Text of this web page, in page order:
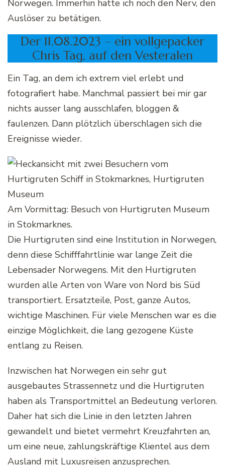
Norwegen. Immerhin hatte ich noch den Nerv, den
Auslöser zu betätigen.
Der 11.08.2023 – ein vollgepacker
Chris Tag, auf den Vesteralen
Ein Tag, an dem ich extrem viel erlebt und
fotografiert habe. Manchmal passiert bei mir gar
nichts ausser lang ausschlafen, bloggen &
faulenzen. Dann plötzlich überschlagen sich die
Ereignisse wieder.
Am Vormittag: Besuch von Hurtigruten Museum
in Stokmarknes.
Die Hurtigruten sind eine Institution in Norwegen,
denn diese Schifffahrtlinie war lange Zeit die
Lebensader Norwegens. Mit den Hurtigruten
wurden alle Arten von Ware von Nord bis Süd
transportiert. Ersatzteile, Post, ganze Autos,
wichtige Maschinen. Für viele Menschen war es die
einzige Möglichkeit, die lang gezogene Küste
entlang zu Reisen.
Inzwischen hat Norwegen ein sehr gut
ausgebautes Strassennetz und die Hurtigruten
haben als Transportmittel an Bedeutung verloren.
Daher hat sich die Linie in den letzten Jahren
gewandelt und bietet vermehrt Kreuzfahrten an,
um eine neue, zahlungskräftige Klientel aus dem
Ausland mit Luxusreisen anzusprechen.